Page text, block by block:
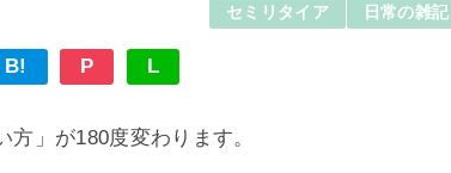
セミリタイア 日常の雑記
B! P L
」が180度変わります。